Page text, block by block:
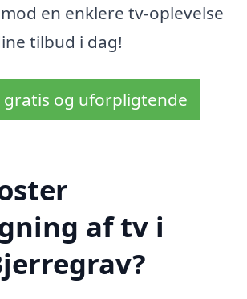
en enklere tv-oplevelse
tilbud i dag!
gratis og uforpligtende
af tv i